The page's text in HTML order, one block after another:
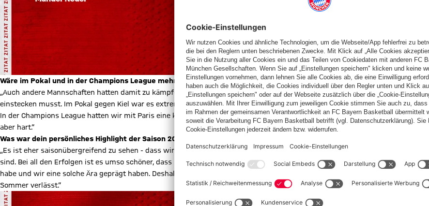
Wäre im Pokal und in der Champions League mehr drin gewesen, wenn mehr Zeit zur Regeneration gewesen wäre?
„Auch andere Mannschaften hatten damit zu kämpfen. Irgendwann ist es einfach so, dass du die eine oder andere Niederlage
einstecken musst. Im Pokal gegen Kiel war es extrem bitter mit dem Gegentor in der Nachspielzeit und dem Elfmeterschießen.
In der Champions League hatten wir mit Paris eine klasse Mannschaft als Gegner, da kann man ausscheiden. Natürlich ist das
aber hart.“
Was war dein persönliches Highlight der Saison 2020/21?
„Es ist eher saisonübergreifend zu sehen - dass wir die erfolgreichste Mannschaft in der Geschichte des FC Bayern geworden
sind. Bei all den Erfolgen ist es umso schöner, dass ich mit vielen von den Jungs über eine so lange Zeit Seite an Seite gespielt
habe und wir eine solche Ära geprägt haben. Deshalb ist es natürlich auch sehr schade, dass der eine oder andere den Verein im
Sommer verlässt.“